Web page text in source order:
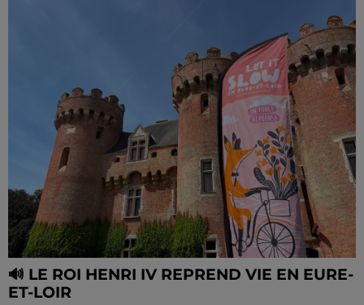
🔊 LE ROI HENRI IV REPREND VIE EN EURE-
ET-LOIR